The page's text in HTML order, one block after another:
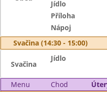
Jídlo
Příloha
Nápoj
Svačina (14:30 - 15:00)
Svačina
Jídlo
Menu Chod